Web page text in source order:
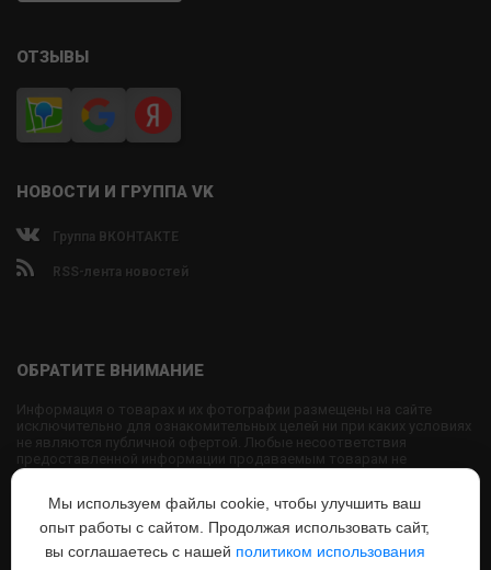
ОТЗЫВЫ
НОВОСТИ И ГРУППА VK
Группа ВКОНТАКТЕ
RSS-лента новостей
ОБРАТИТЕ ВНИМАНИЕ
Информация о товарах и их фотографии размещены на сайте
исключительно для ознакомительных целей ни при каких условиях
не являются публичной офертой. Любые несоответствия
предоставленной информации продаваемым товарам не
являются основанием для претензий, так как внешний вид и
свое усмотрение.
Использование текстовых или графических материалов с сайта
запрещено без согласования с администрацией USPORTS
Мы используем файлы cookie, чтобы улучшить ваш
опыт работы с сайтом. Продолжая использовать сайт,
вы соглашаетесь с нашей политиком использования